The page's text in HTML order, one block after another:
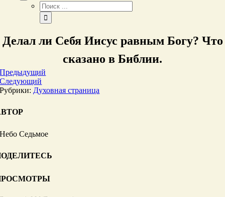
Результат
поиска:
Делал ли Себя Иисус равным Богу? Что
сказано в Библии.
Предыдущий
Следующий
Рубрики: Духовная страница
Небо Седьмое